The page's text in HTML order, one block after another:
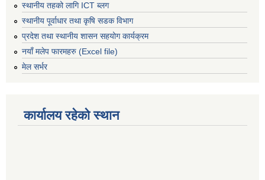
स्थानीय तहको लागि ICT ब्लग
स्थानीय पूर्वाधार तथा कृषि सडक विभाग
प्रदेश तथा स्थानीय शासन सहयोग कार्यक्रम
नयाँ मलेप फारमहरु (Excel file)
मेल सर्भर
कार्यालय रहेको स्थान